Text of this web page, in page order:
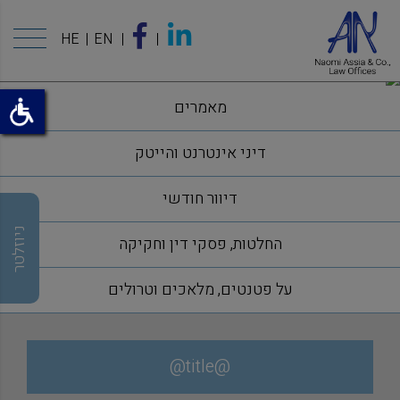
HE EN
מאמרים
דיני אינטרנט והייטק
דיוור חודשי
החלטות, פסקי דין וחקיקה
על פטנטים, מלאכים וטרולים
@title@
ניוזלטר